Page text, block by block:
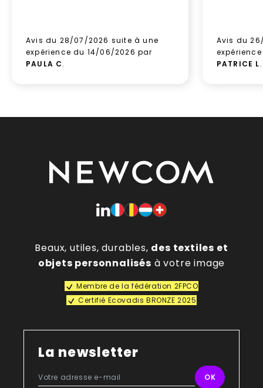
Avis du 28/07/2026 suite à une
expérience du 14/06/2026 par
PAULA C.
Avis du
PATRICE L.
Beaux, utiles, durables, des textiles et
objets personnalisés à votre image
Membre de la fédération 2FPCO
Certifié Ecovadis BRONZE 2025
La newsletter